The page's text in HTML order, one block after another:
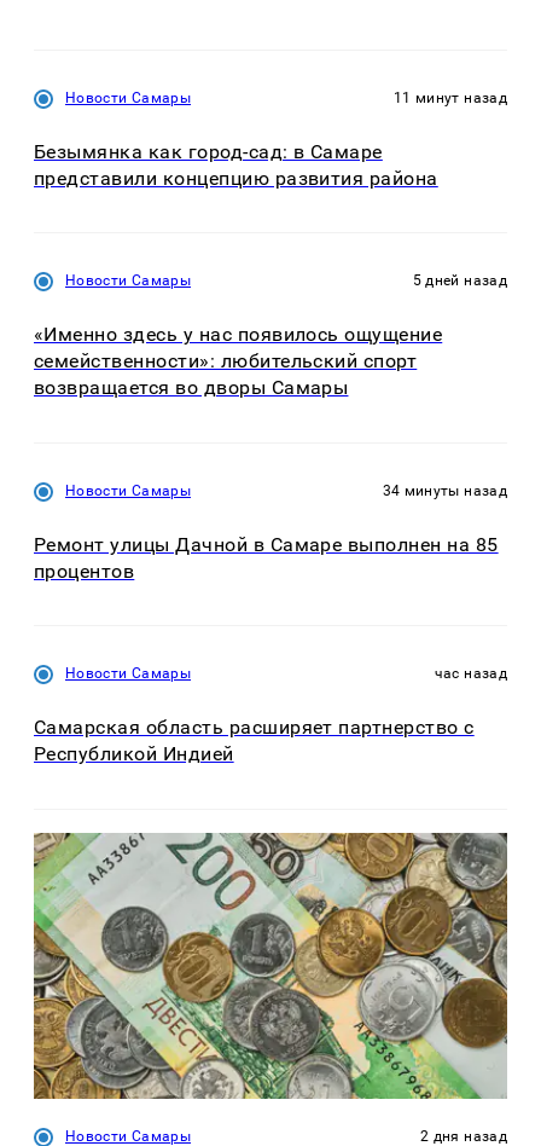
Новости Самары 11 минут назад
Безымянка как город-сад: в Самаре
представили концепцию развития района
Новости Самары 5 дней назад
«Именно здесь у нас появилось ощущение
семейственности»: любительский спорт
возвращается во дворы Самары
Новости Самары 34 минуты назад
Ремонт улицы Дачной в Самаре выполнен на 85
процентов
Новости Самары час назад
Самарская область расширяет партнерство с
Республикой Индией
Новости Самары 2 дня назад